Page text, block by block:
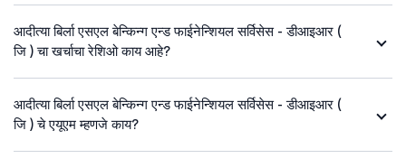
आदीत्या बिर्ला एसएल बेन्किन्ग एन्ड फाईनेन्शियल सर्विसेस - डीआइआर (
जि ) चा खर्चाचा रेशिओ काय आहे?
आदीत्या बिर्ला एसएल बेन्किन्ग एन्ड फाईनेन्शियल सर्विसेस - डीआइआर (
जि ) चे एयूएम म्हणजे काय?